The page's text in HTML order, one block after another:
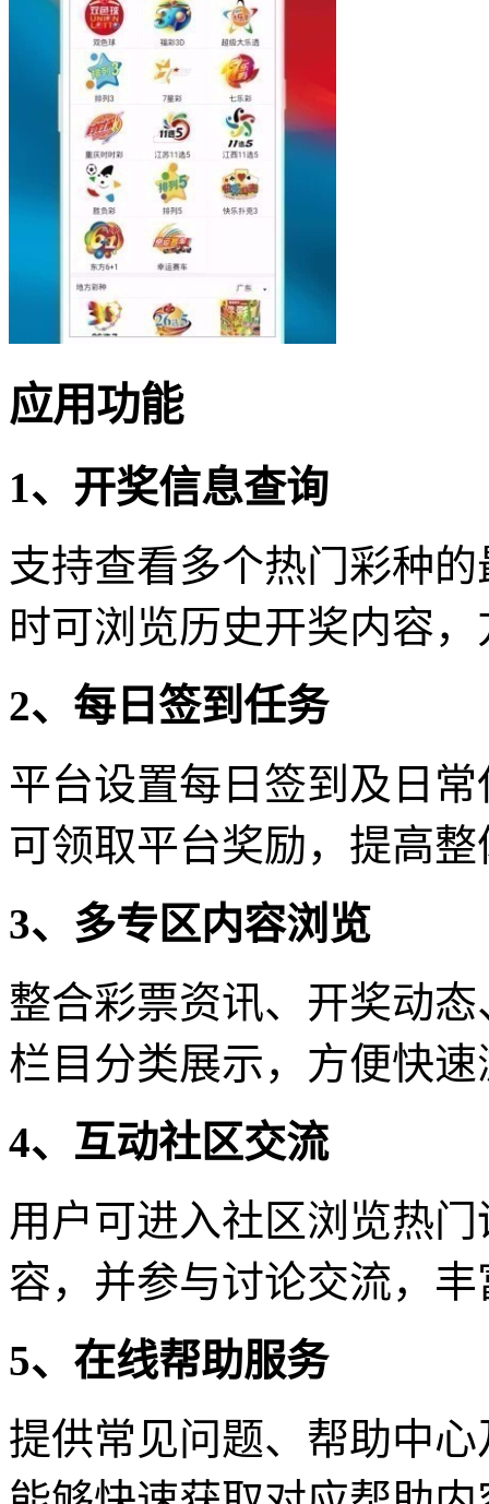
应用功能
1、开奖信息查询
支持查看多个热门彩种
时可浏览历史开奖内容
2、每日签到任务
平台设置每日签到及日
可领取平台奖励，提高
3、多专区内容浏览
整合彩票资讯、开奖动
栏目分类展示，方便快
4、互动社区交流
用户可进入社区浏览热
容，并参与讨论交流，
5、在线帮助服务
提供常见问题、帮助中